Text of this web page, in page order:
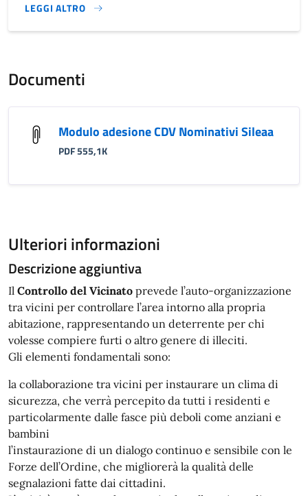
LEGGI ALTRO
}
Documenti
Modulo adesione CDV Nominativi Sileaa
PDF 555,1K
Ulteriori informazioni
Descrizione aggiuntiva
Il Controllo del Vicinato prevede l’auto-organizzazione
tra vicini per controllare l’area intorno alla propria
abitazione, rappresentando un deterrente per chi
volesse compiere furti o altro genere di illeciti.
Gli elementi fondamentali sono:
la collaborazione tra vicini per instaurare un clima di
sicurezza, che verrà percepito da tutti i residenti e
particolarmente dalle fasce più deboli come anziani e
bambini
l’instaurazione di un dialogo continuo e sensibile con le
Forze dell’Ordine, che migliorerà la qualità delle
segnalazioni fatte dai cittadini.